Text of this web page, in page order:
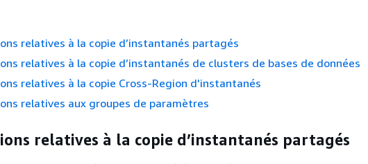
relatives à la copie d’instantanés partagés
relatives à la copie d’instantanés de clusters de bases de données
relatives à la copie Cross-Region d'instantanés
relatives aux groupes de paramètres
relatives à la copie d’instantanés partagés